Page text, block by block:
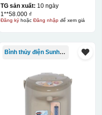
TG sản xuất: 10 ngày
1**58.000 ₫
Đăng kýhoặc Đăng nhậpđể xem giá
Bình thủy điện Sunhouse